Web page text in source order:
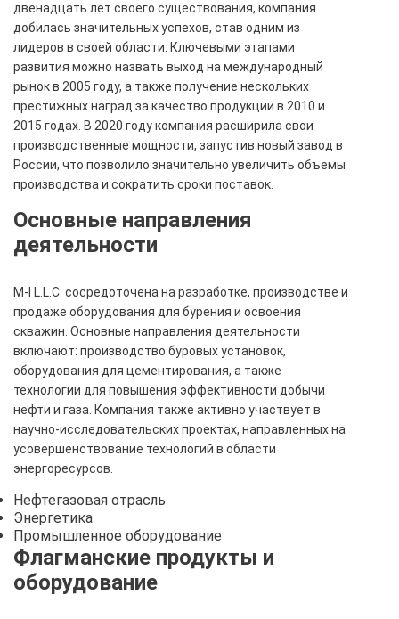
двенадцать лет своего существования, компания
добилась значительных успехов, став одним из
лидеров в своей области. Ключевыми этапами
развития можно назвать выход на международный
рынок в 2005 году, а также получение нескольких
престижных наград за качество продукции в 2010 и
2015 годах. В 2020 году компания расширила свои
производственные мощности, запустив новый завод в
России, что позволило значительно увеличить объемы
производства и сократить сроки поставок.
Основные направления
деятельности
M-I L.L.C. сосредоточена на разработке, производстве и
продаже оборудования для бурения и освоения
скважин. Основные направления деятельности
включают: производство буровых установок,
оборудования для цементирования, а также
технологии для повышения эффективности добычи
нефти и газа. Компания также активно участвует в
научно-исследовательских проектах, направленных на
усовершенствование технологий в области
энергоресурсов.
Нефтегазовая отрасль
Энергетика
Промышленное оборудование
Флагманские продукты и
оборудование